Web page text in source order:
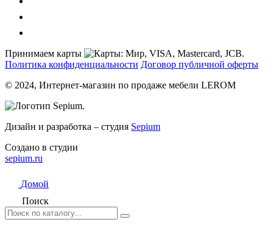
Принимаем карты
Политика конфиденциальности Договор публичной оферты
© 2024, Интернет-магазин по продаже мебели LEROM
Дизайн и разработка – студия Sepium
Создано в студии
sepium.ru
Домой
Поиск